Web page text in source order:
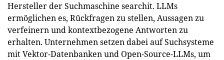
Hersteller der Suchmaschine searchit. LLMs
ermöglichen es, Rückfragen zu stellen, Aussagen zu
verfeinern und kontextbezogene Antworten zu
erhalten. Unternehmen setzen dabei auf Suchsysteme
mit Vektor-Datenbanken und Open-Source-LLMs, um